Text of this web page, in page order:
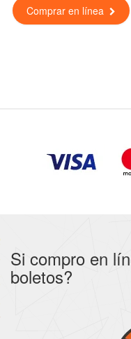
Comprar en línea
Si compro en
boletos?